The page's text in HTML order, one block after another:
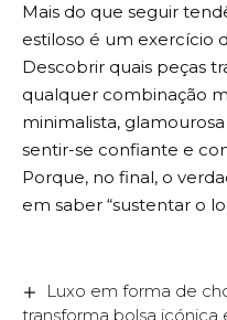
Mais do que seguir
estiloso é um exercício
Descobrir quais peças
qualquer combinação
minimalista,
sentir-se confiante e
Porque, no final, o
em saber “sustentar o
Luxo em forma de
transforma bolsa icónica